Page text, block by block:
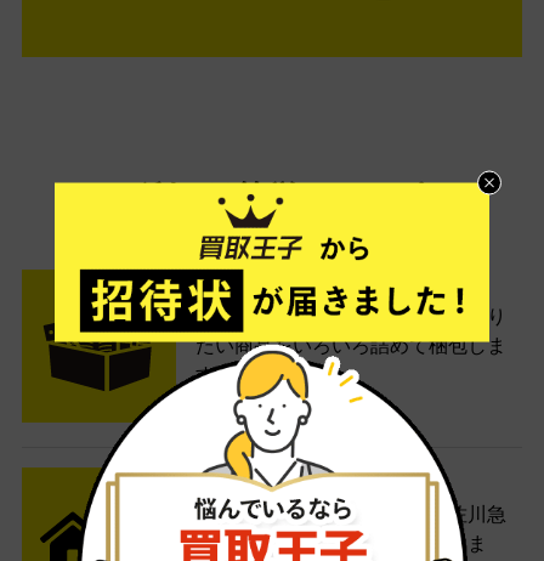
ご利用は簡単3ステップ
- FLOW -
STEP1 お申込み・梱包
ネットでお申込みしたら、箱に売り
たい商品をいろいろ詰めて梱包しま
す。
STEP2 発送
送料無料でご自宅から発送！佐川急
便がご自宅まで引き取りに伺いま